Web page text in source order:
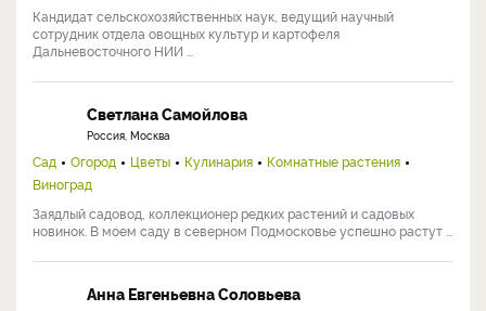
Кандидат сельскохозяйственных наук, ведущий научный
сотрудник отдела овощных культур и картофеля
Дальневосточного НИИ ...
Светлана Самойлова
Россия, Москва
Сад Огород Цветы Кулинария
Комнатные растения
Виноград
Заядлый садовод, коллекционер редких растений и садовых
новинок. В моем саду в северном Подмосковье успешно растут ...
Анна Евгеньевна Соловьева